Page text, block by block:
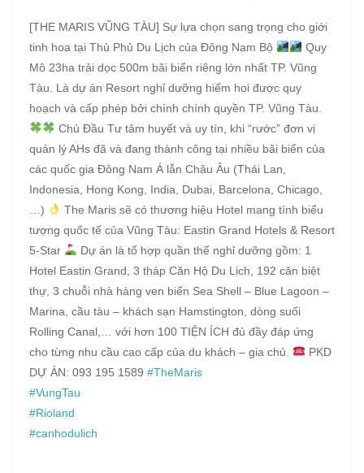
[THE MARIS VŨNG TÀU] Sự lựa chọn sang trọng cho giới
tinh hoa tại Thủ Phủ Du Lịch của Đông Nam Bộ
Quy
Mô 23ha trải dọc 500m bãi biển riêng lớn nhất TP. Vũng
Tàu. Là dự án Resort nghỉ dưỡng hiếm hoi được quy
hoạch và cấp phép bởi chính chính quyền TP. Vũng Tàu.
Chủ Đầu Tư tâm huyết và uy tín, khi “rước” đơn vị
quản lý AHs đã và đang thành công tại nhiều bãi biển của
các quốc gia Đông Nam Á lẫn Châu Âu (Thái Lan,
Indonesia, Hong Kong, India, Dubai, Barcelona, Chicago,
…)
The Maris sẽ có thương hiệu Hotel mang tính biểu
tượng quốc tế của Vũng Tàu: Eastin Grand Hotels & Resort
5-Star
Dự án là tổ hợp quần thể nghỉ dưỡng gồm: 1
Hotel Eastin Grand, 3 tháp Căn Hộ Du Lịch, 192 căn biệt
thự, 3 chuỗi nhà hàng ven biển Sea Shell – Blue Lagoon –
Marina, cầu tàu – khách sạn Hamstington, dòng suối
Rolling Canal,… với hơn 100 TIỆN ÍCH đủ đầy đáp ứng
cho từng nhu cầu cao cấp của du khách – gia chủ.
PKD
DỰ ÁN: 093 195 1589 #TheMaris
#VungTau
#Rioland
#canhodulich